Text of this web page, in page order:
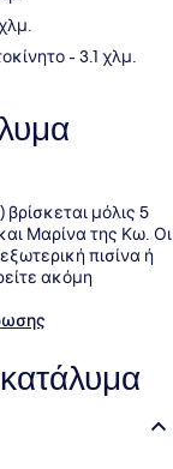
- 3.1 χλμ.
μόλις 5
Μαρίνα της Κω. Οι
πισίνα ή
ακόμη